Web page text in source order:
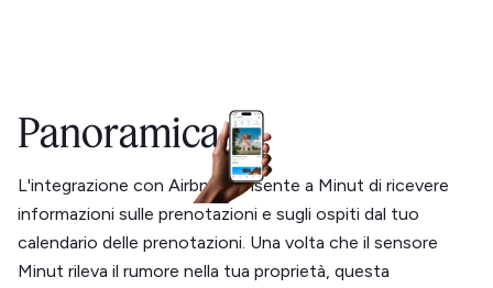
Panoramica
L'integrazione con Airbnb consente a Minut di ricevere
informazioni sulle prenotazioni e sugli ospiti dal tuo
calendario delle prenotazioni. Una volta che il sensore
Minut rileva il rumore nella tua proprietà, questa